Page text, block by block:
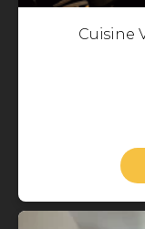
Cuisine